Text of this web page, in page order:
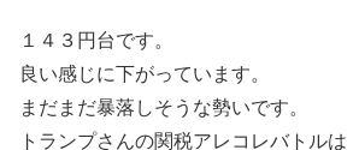
１４３円台です。
良い感じに下がっています。
まだまだ暴落しそうな勢いです。
トランプさんの関税アレコレバトルは